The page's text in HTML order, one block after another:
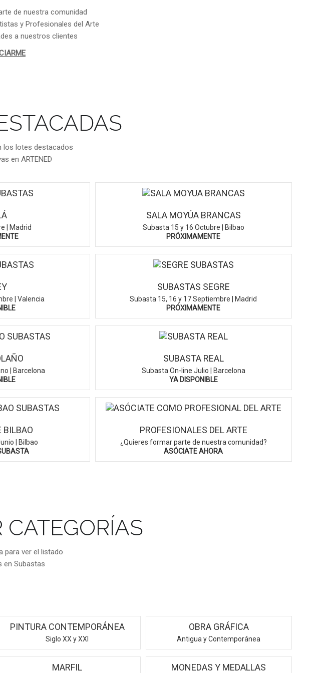
de nuestra comunidad
y Profesionales del Arte
a nuestros clientes
los lotes destacados
en ARTENED
| Madrid
SALA MOYÚA BRANCAS
Subasta 15 y 16 Octubre | Bilbao
PRÓXIMAMENTE
| Valencia
SUBASTAS SEGRE
Subasta 15, 16 y 17 Septiembre | Madrid
PRÓXIMAMENTE
| Barcelona
SUBASTA REAL
Subasta On-line Julio | Barcelona
YA DISPONIBLE
BILBAO
| Bilbao
PROFESIONALES DEL ARTE
¿Quieres formar parte de nuestra comunidad?
ASÓCIATE AHORA
para ver el listado
en Subastas
PINTURA CONTEMPORÁNEA
Siglo XX y XXI
OBRA GRÁFICA
Antigua y Contemporánea
MARFIL MONEDAS Y MEDALLAS